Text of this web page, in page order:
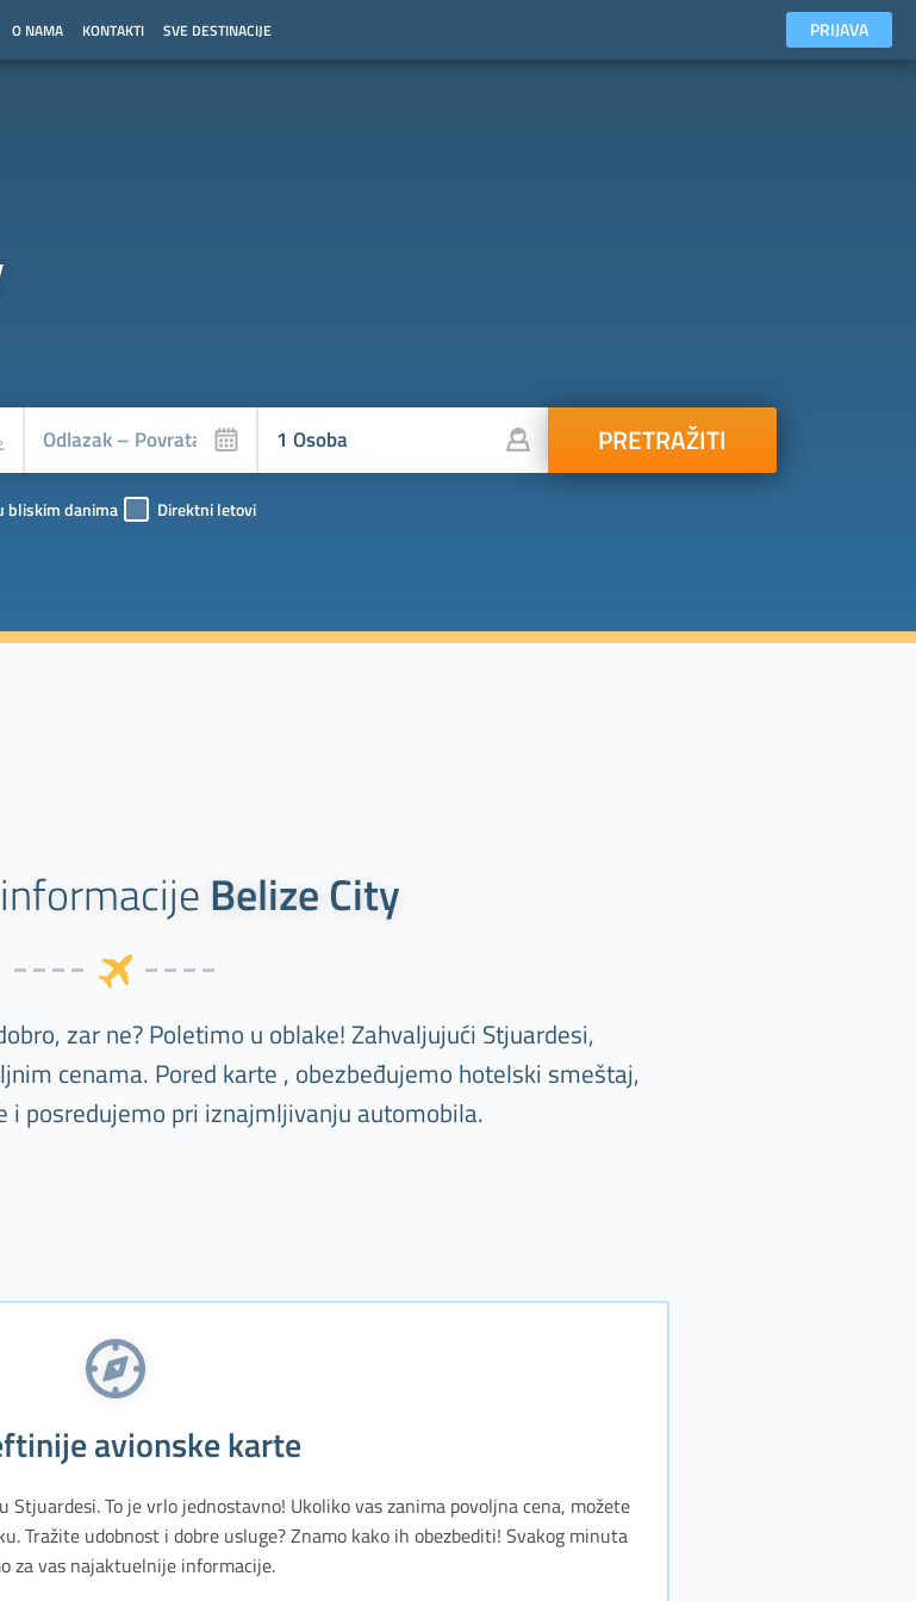
O NAMA KONTAKTI SVE DESTINACIJE PRIJAVA
PRETRAŽITI
bliskim danima Direktni letovi
Belize City
zar ne? Poletimo u oblake! Zahvaljujući Stjuardesi,
cenama. Pored karte , obezbeđujemo hotelski smeštaj,
i posredujemo pri iznajmljivanju automobila.
avionske karte
To je vrlo jednostavno! Ukoliko vas zanima povoljna cena, možete
Tražite udobnost i dobre usluge? Znamo kako ih obezbediti! Svakog minuta
za vas najaktuelnije informacije.